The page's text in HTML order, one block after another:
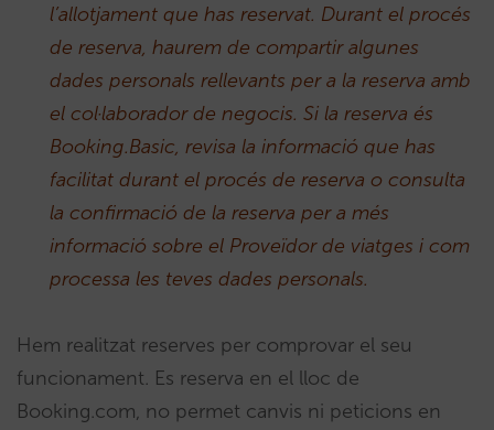
l’allotjament que has reservat. Durant el procés
de reserva, haurem de compartir algunes
dades personals rellevants per a la reserva amb
el col·laborador de negocis. Si la reserva és
Booking.Basic, revisa la informació que has
facilitat durant el procés de reserva o consulta
la confirmació de la reserva per a més
informació sobre el Proveïdor de viatges i com
processa les teves dades personals.
Hem realitzat reserves per comprovar el seu
funcionament. Es reserva en el lloc de
Booking.com, no permet canvis ni peticions en